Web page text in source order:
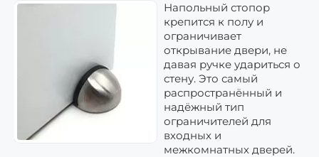
Напольный стопор
крепится к полу и
ограничивает
открывание двери, не
давая ручке удариться о
стену. Это самый
распространённый и
надёжный тип
ограничителей для
входных и
межкомнатных дверей.